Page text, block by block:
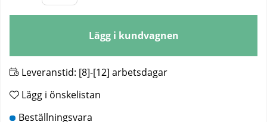
Lägg i kundvagnen
Leveranstid: [8]-[12] arbetsdagar
Lägg i önskelistan